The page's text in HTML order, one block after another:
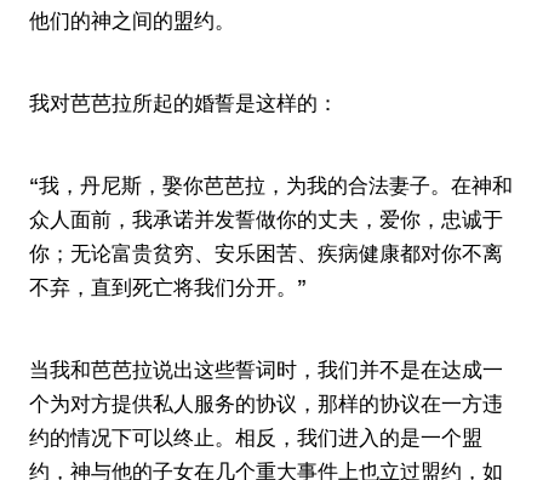
他们的神之间的盟约。
我对芭芭拉所起的婚誓是这样的：
“我，丹尼斯，娶你芭芭拉，为我的合法妻子。在神和
众人面前，我承诺并发誓做你的丈夫，爱你，忠诚于
你；无论富贵贫穷、安乐困苦、疾病健康都对你不离
不弃，直到死亡将我们分开。”
当我和芭芭拉说出这些誓词时，我们并不是在达成一
个为对方提供私人服务的协议，那样的协议在一方违
约的情况下可以终止。相反，我们进入的是一个盟
约，神与他的子女在几个重大事件上也立过盟约，如